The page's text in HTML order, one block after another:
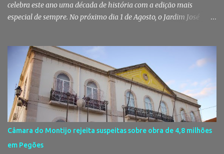
celebra este ano uma década de história com a edição mais
especial de sempre. No próximo dia 1 de Agosto, o Jardim José
que parte das receitas reverterá para a Associação Humanitária
dos Bombeiros Voluntários do Pinhal Novo, reforçando o espírito
comunitário que sempre distinguiu este evento. O branco é a cor
essencial da festa de 1 de Agosto no Pinhal Novo 10 anos depois da
primeira edição, a White Party continua a ser muito mais do que
uma pista de dança ao ar livre. É um ponto de encontro entre
gerações, um momento de reencontro entre amigos e famílias,
mas também o reflexo daquilo que distingue o Pinhal Novo: a
capacidade de transformar uma ideia simples numa tradição que
Câmara do Montijo rejeita suspeitas sobre obra de 4,8 milhões
em Pegões